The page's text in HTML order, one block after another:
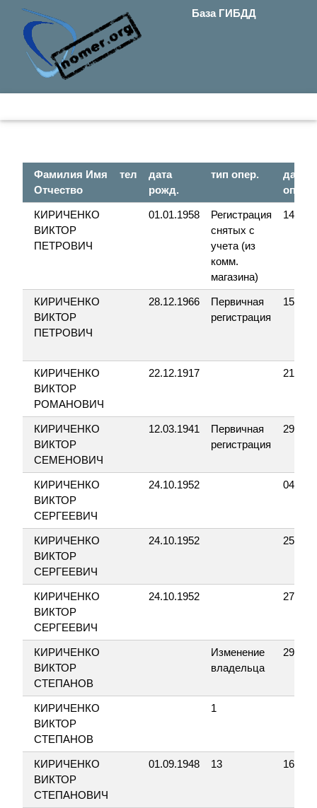
База ГИБДД
Фамилия Имя
Отчество
тел
дата
рожд.
тип опер.
дата
опер.
КИРИЧЕНКО
ВИКТОР
ПЕТРОВИЧ
01.01.1958
Регистрация
снятых с
учета (из
комм.
магазина)
КИРИЧЕНКО
ВИКТОР
ПЕТРОВИЧ
28.12.1966
Первичная
регистрация
КИРИЧЕНКО
ВИКТОР
РОМАНОВИЧ
22.12.1917
КИРИЧЕНКО
ВИКТОР
СЕМЕНОВИЧ
12.03.1941
Первичная
регистрация
КИРИЧЕНКО
ВИКТОР
СЕРГЕЕВИЧ
24.10.1952
КИРИЧЕНКО
ВИКТОР
СЕРГЕЕВИЧ
24.10.1952
КИРИЧЕНКО
ВИКТОР
СЕРГЕЕВИЧ
24.10.1952
КИРИЧЕНКО
ВИКТОР
СТЕПАНОВ
Изменение
владельца
КИРИЧЕНКО
ВИКТОР
СТЕПАНОВ
1
КИРИЧЕНКО
ВИКТОР
СТЕПАНОВИЧ
01.09.1948 13